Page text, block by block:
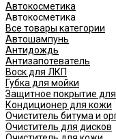
Автокосметика
Автокосметика
Все товары категории
Автошампунь
Антидождь
Антизапотеватель
Воск для ЛКП
Губка для мойки
Защитное покрытие
Кондиционер для кожи
Очиститель битума и
Очиститель для дисков